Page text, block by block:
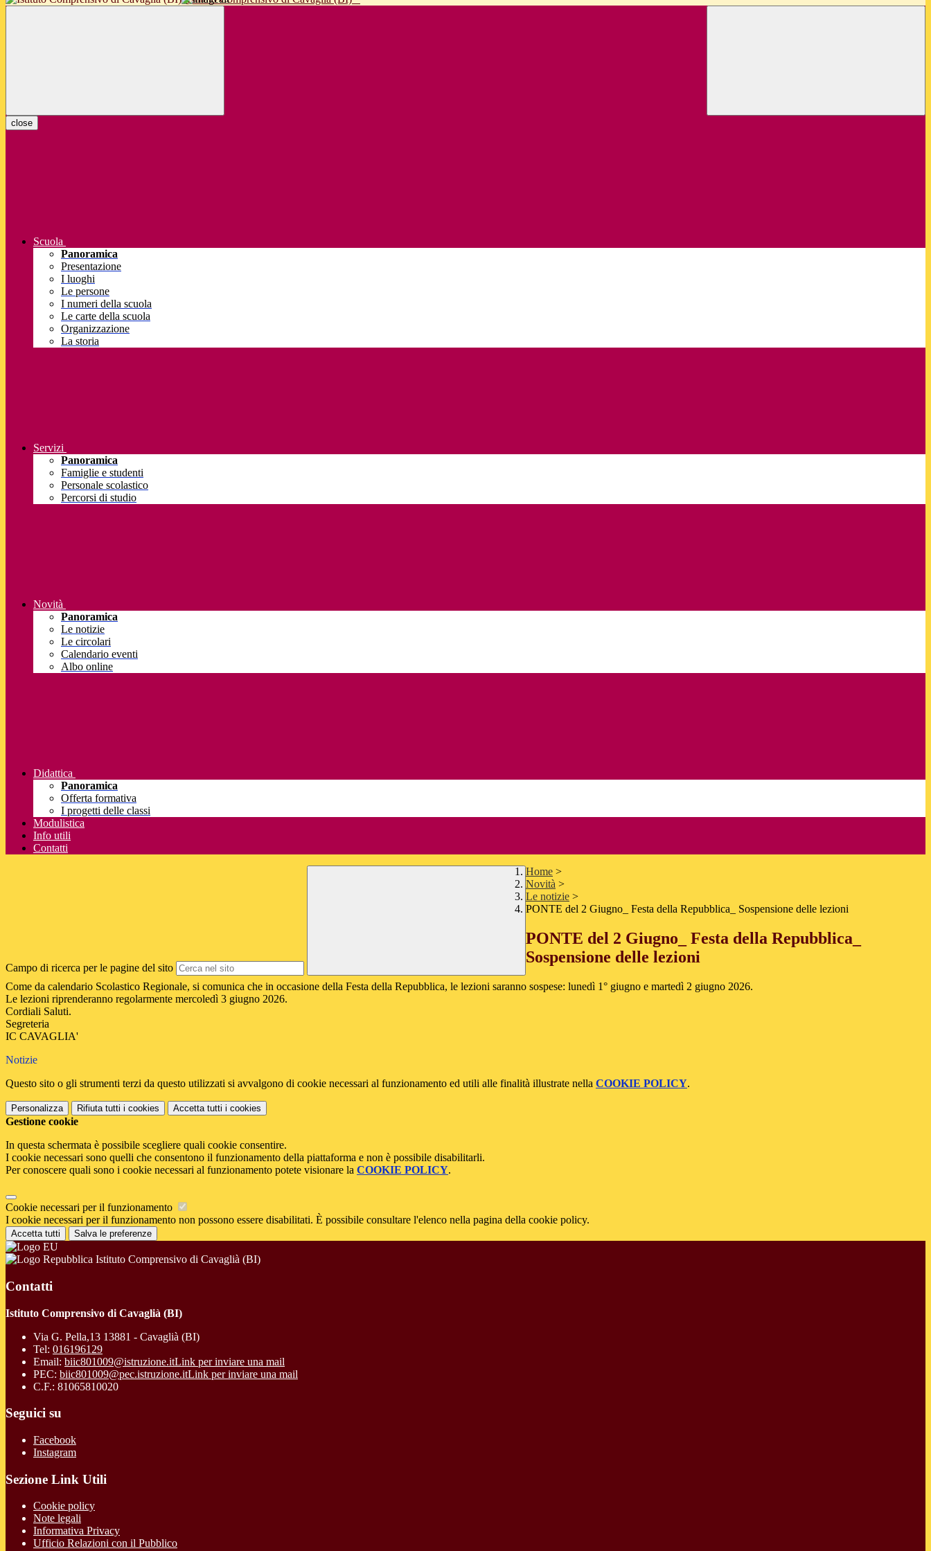
close
Scuola
Panoramica
Presentazione
I luoghi
Le persone
I numeri della scuola
Le carte della scuola
Organizzazione
La storia
Servizi
Panoramica
Famiglie e studenti
Personale scolastico
Percorsi di studio
Novità
Panoramica
Le notizie
Le circolari
Calendario eventi
Albo online
Didattica
Panoramica
Offerta formativa
I progetti delle classi
Modulistica
Info utili
Contatti
Campo di ricerca per le pagine del sito
Home >
Novità >
Le notizie >
PONTE del 2 Giugno_ Festa della Repubblica_ Sospensione delle lezioni
PONTE del 2 Giugno_ Festa della Repubblica_
Sospensione delle lezioni
Come da calendario Scolastico Regionale, si comunica che in occasione della Festa della Repubblica, le lezioni saranno sospese: lunedì 1° giugno e martedì 2 giugno 2026.
Le lezioni riprenderanno regolarmente mercoledì 3 giugno 2026.
Cordiali Saluti.
Segreteria
IC CAVAGLIA'
Notizie
Questo sito o gli strumenti terzi da questo utilizzati si avvalgono di cookie necessari al funzionamento ed utili alle finalità illustrate nella COOKIE POLICY.
Personalizza Rifiuta tutti i cookies Accetta tutti i cookies
Gestione cookie
In questa schermata è possibile scegliere quali cookie consentire.
I cookie necessari sono quelli che consentono il funzionamento della piattaforma e non è possibile disabilitarli.
Per conoscere quali sono i cookie necessari al funzionamento potete visionare la COOKIE POLICY.
Cookie necessari per il funzionamento
I cookie necessari per il funzionamento non possono essere disabilitati. È possibile consultare l'elenco nella pagina della cookie policy.
Accetta tutti Salva le preferenze
Istituto Comprensivo di Cavaglià (BI)
Contatti
Istituto Comprensivo di Cavaglià (BI)
Via G. Pella,13 13881 - Cavaglià (BI)
Tel: 016196129
Email: biic801009@istruzione.itLink per inviare una mail
PEC: biic801009@pec.istruzione.itLink per inviare una mail
C.F.: 81065810020
Seguici su
Facebook
Instagram
Sezione Link Utili
Cookie policy
Note legali
Informativa Privacy
Ufficio Relazioni con il Pubblico